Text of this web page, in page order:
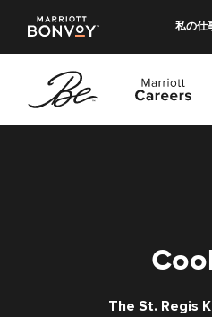
私の仕
The St. Regis